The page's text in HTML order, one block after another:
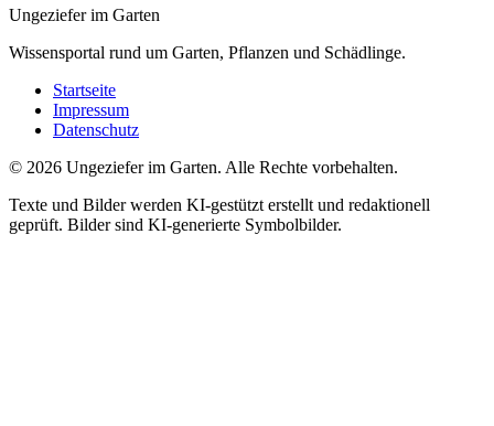
Ungeziefer im Garten
Wissensportal rund um Garten, Pflanzen und Schädlinge.
Startseite
Impressum
Datenschutz
© 2026 Ungeziefer im Garten. Alle Rechte vorbehalten.
Texte und Bilder werden KI-gestützt erstellt und redaktionell
geprüft. Bilder sind KI-generierte Symbolbilder.